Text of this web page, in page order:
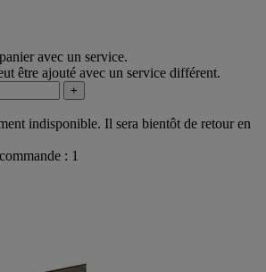
avec un service.
être ajouté avec un service différent.
+
indisponible. Il sera bientôt de retour en
: 1